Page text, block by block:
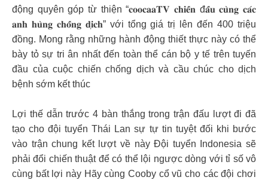
động quyên góp từ thiện “𝐜𝐨𝐨𝐜𝐚𝐚𝐓𝐕 𝐜𝐡𝐢𝐞̂́𝐧 đ𝐚̂́𝐮 𝐜𝐮̀𝐧𝐠 𝐜𝐚́𝐜
𝐚𝐧𝐡 𝐡𝐮̀𝐧𝐠 𝐜𝐡𝐨̂́𝐧𝐠 𝐝𝐢̣𝐜𝐡” với tổng giá trị lên đến 400 triệu
đồng. Mong rằng những hành động thiết thực này có thể
bày tỏ sự tri ân nhất đến toàn thể cán bộ y tế trên tuyến
đầu của cuộc chiến chống dịch và cầu chúc cho dịch
bệnh sớm kết thúc
Lợi thế dẫn trước 4 bàn thắng trong trận đấu lượt đi đã
tạo cho đội tuyển Thái Lan sự tự tin tuyệt đối khi bước
vào trận chung kết lượt về này Đội tuyển Indonesia sẽ
phải đổi chiến thuật để có thể lội ngược dòng với tỉ số vô
cùng bất lợi này Hãy cùng Cooby cổ vũ cho các đội chơi